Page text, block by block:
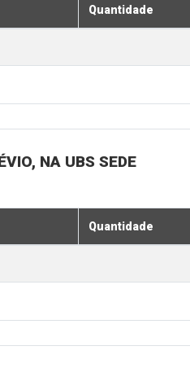
Quantidade
NA UBS SEDE
Quantidade